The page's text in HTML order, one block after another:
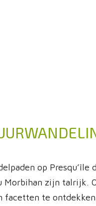
op Presqu’île
Morbihan zijn talrijk.
facetten te